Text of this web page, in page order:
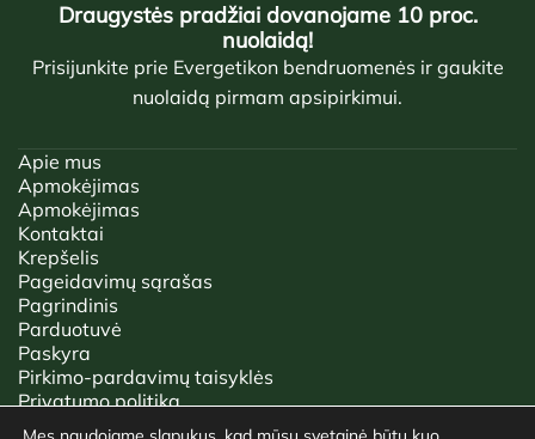
Draugystės pradžiai dovanojame 10 proc.
nuolaidą!
Prisijunkite prie Evergetikon bendruomenės ir gaukite
nuolaidą pirmam apsipirkimui.
Apie mus
Apmokėjimas
Apmokėjimas
Kontaktai
Krepšelis
Pageidavimų sąrašas
Pagrindinis
Parduotuvė
Paskyra
Pirkimo-pardavimų taisyklės
Privatumo politika
Tinklaraštis